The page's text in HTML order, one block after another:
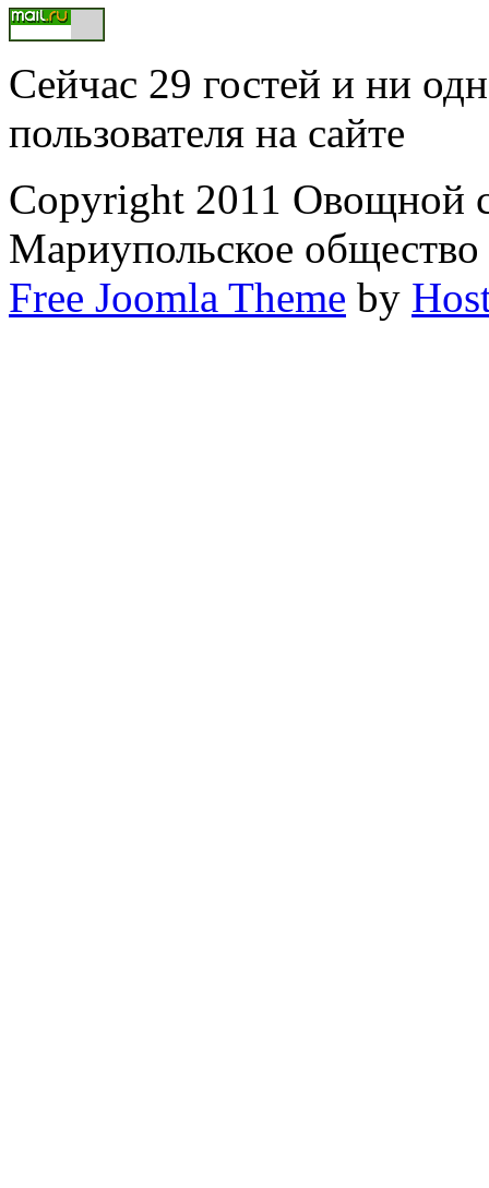
Сейчас 29 гостей и ни
пользователя на сайте
Copyright 2011 Овощной
Мариупольское
Free Joomla Theme by